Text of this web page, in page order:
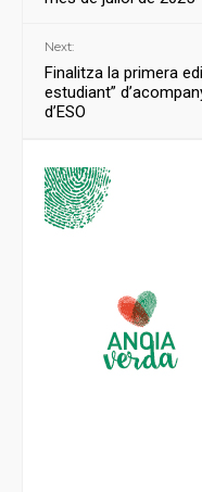
Next:
Finalitza la primera
estudiant”
d’ESO